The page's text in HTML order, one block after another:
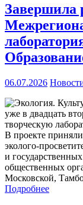
Завершила
06.07.2026
уже в двадцать
творческую
В проекте
эколого-
и
общественных
Московской,
Подробнее